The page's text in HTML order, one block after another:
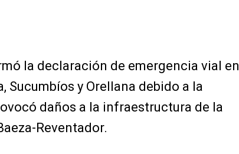
la declaración de emergencia vial en
Sucumbíos y Orellana debido a la
daños a la infraestructura de la
Reventador.